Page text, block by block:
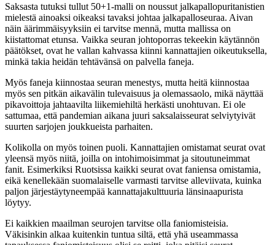
Saksasta tutuksi tullut 50+1-malli on noussut jalkapallopuritanistien
mielestä ainoaksi oikeaksi tavaksi johtaa jalkapalloseuraa. Aivan
näin äärimmäisyyksiin ei tarvitse mennä, mutta mallissa on
kiistattomat etunsa. Vaikka seuran johtoporras tekeekin käytännön
päätökset, ovat he vallan kahvassa kiinni kannattajien oikeutuksella,
minkä takia heidän tehtävänsä on palvella faneja.
Myös faneja kiinnostaa seuran menestys, mutta heitä kiinnostaa
myös sen pitkän aikavälin tulevaisuus ja olemassaolo, mikä näyttää
pikavoittoja jahtaavilta liikemiehiltä herkästi unohtuvan. Ei ole
sattumaa, että pandemian aikana juuri saksalaisseurat selviytyivät
suurten sarjojen joukkueista parhaiten.
Kolikolla on myös toinen puoli. Kannattajien omistamat seurat ovat
yleensä myös niitä, joilla on intohimoisimmat ja sitoutuneimmat
fanit. Esimerkiksi Ruotsissa kaikki seurat ovat faniensa omistamia,
eikä kenellekään suomalaiselle varmasti tarvitse alleviivata, kuinka
paljon järjestäytyneempää kannattajakulttuuria länsinaapurista
löytyy.
Ei kaikkien maailman seurojen tarvitse olla faniomisteisia.
Väkisinkin alkaa kuitenkin tuntua siltä, että yhä useammassa